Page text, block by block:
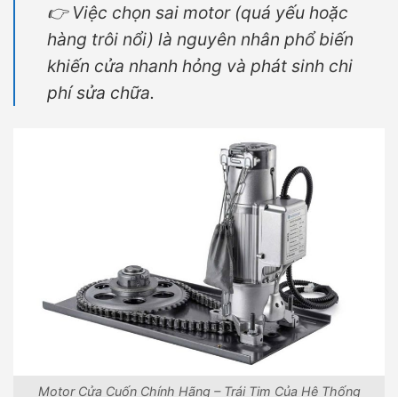
👉 Việc chọn sai motor (quá yếu hoặc
hàng trôi nổi) là nguyên nhân phổ biến
khiến cửa nhanh hỏng và phát sinh chi
phí sửa chữa.
Motor Cửa Cuốn Chính Hãng – Trái Tim Của Hệ Thống